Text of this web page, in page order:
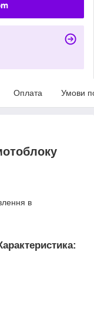
Оплата Умови
в